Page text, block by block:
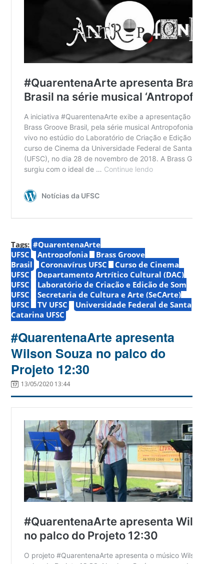
Tags: #QuarentenaArte
UFSC
Antropofonia
Brass Groove
Brasil
Coronavírus UFSC
Curso de Cinema
UFSC
Departamento Artrítico Cultural (DAC)
UFSC
Laboratório de Criação e Edição de Som
UFSC
Secretaria de Cultura e Arte (SeCArte)
UFSC
TV UFSC
Universidade Federal de Santa
Catarina UFSC
#QuarentenaArte apresenta
Wilson Souza no palco do
Projeto 12:30
13/05/2020 13:44